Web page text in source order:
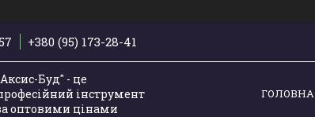
+380 (95) 173-28-41
Буд" - це
інструмент
оптовими цінами
ГОЛОВНА